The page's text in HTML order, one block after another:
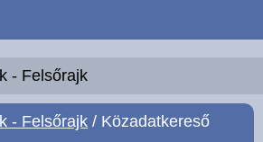
- Felsőrajk
- Felsőrajk / Közadatkereső